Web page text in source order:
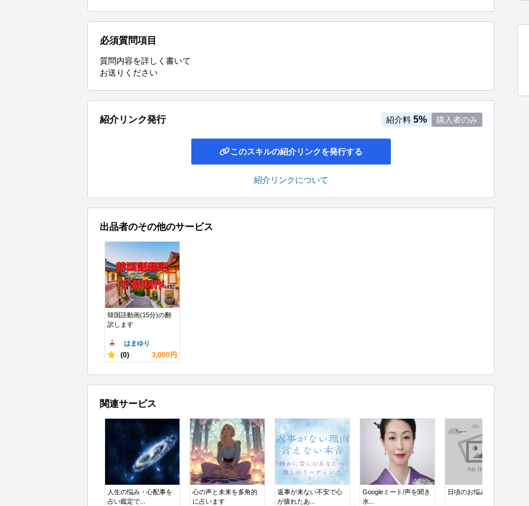
必須質問項目
質問内容を詳しく書いて
お送りください
紹介リンク発行 紹介料 5% 購入者のみ
このスキルの紹介リンクを発行する
紹介リンクについて
出品者のその他のサービス
韓国語動画(15分)の翻
訳します
はまゆり
- (0) 3,000円
関連サービス
人生の悩み・心配事を
占い鑑定で...
心の声と未来を多角的
に占います
返事が来ない不安で心
が疲れたあ...
Googleミート/声を聞き
水...
日頃のお悩み占います